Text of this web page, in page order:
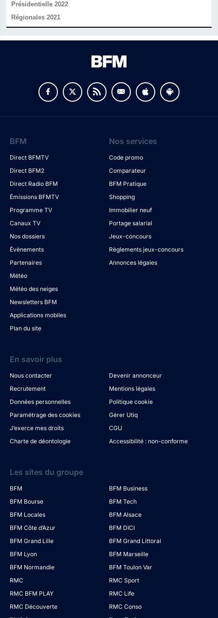
Présidentielle 2022
Régionales 2021
v
BFM
Direct BFMTV
Direct BFM2
Direct Radio BFM
Émissions BFMTV
Programme TV
Canaux TV
Nos dossiers
Évènements
Partenaires
Météo
Météo des neiges
Newsletters BFM
Applications mobiles
Plan du site
Nos services
Code promo
Comparateur
BFM Pratique
Shopping
Immobilier neuf
Portage salarial
Jeux-concours
Règlements jeux-concours
Annonces légales
En savoir plus
Nous contacter
Devenir annonceur
Recrutement
Mentions légales
Données personnelles
Politique cookie
Paramétrage des cookies
Gérer Utiq
J’exerce mes droits
CGU
Charte de déontologie
Accessibilité : non-conforme
Les sites du groupe
BFM
BFM Business
BFM Bourse
BFM Tech
BFM Locales
BFM Alsace
BFM Côte d’Azur
BFM DICI
BFM Grand Lille
BFM Grand Littoral
BFM Lyon
BFM Marseille
BFM Normandie
BFM Toulon Var
RMC
RMC Sport
RMC BFM PLAY
RMC Life
RMC Découverte
RMC Conso